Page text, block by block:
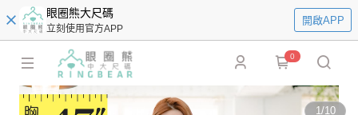
眼圈熊大尺碼
立刻使用官方APP
開啟APP
0
1/10